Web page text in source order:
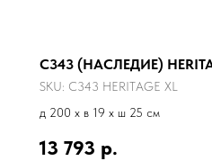
C343 (НАСЛЕДИЕ)
SKU: C343 HERITAGE XL
д 200 x в 19 x ш 25 см
13 793 р.